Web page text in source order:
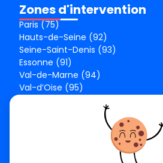
Zones d'intervention
Paris (75)
Hauts-de-Seine (92)
Seine-Saint-Denis (93)
Essonne (91)
Val-de-Marne (94)
Val-d’Oise (95)